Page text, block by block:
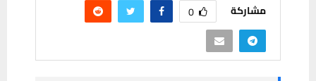
مشاركة 0